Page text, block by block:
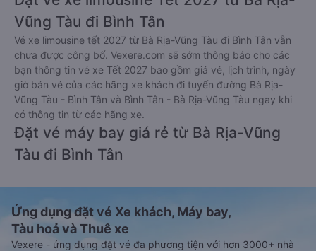
Vũng Tàu đi Bình Tân
Vé xe limousine tết 2027 từ Bà Rịa-Vũng Tàu đi Bình Tân vẫn
chưa được công bố. Vexere.com sẽ sớm thông báo cho các
bạn thông tin vé xe Tết 2027 bao gồm giá vé, lịch trình, ngày
giờ bán vé của các hãng xe khách đi tuyến đường Bà Rịa-
Vũng Tàu - Bình Tân và Bình Tân - Bà Rịa-Vũng Tàu ngay khi
có thông tin từ các hãng xe.
Đặt vé máy bay giá rẻ từ Bà Rịa-Vũng
Tàu đi Bình Tân
Ứng dụng đặt vé Xe khách, Máy bay,
Tàu hoả và Thuê xe
Vexere - ứng dụng đặt vé đa phương tiện với hơn 3000+ nhà